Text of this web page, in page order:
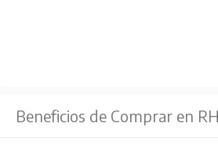
Beneficios de Comprar en